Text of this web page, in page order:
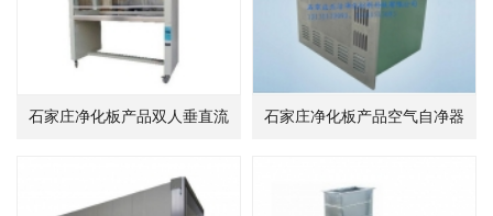
石家庄净化板产品双人垂直流 石家庄净化板产品空气自净器